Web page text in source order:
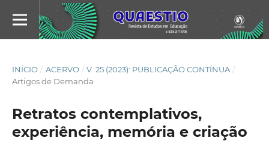
INÍCIO / ACERVO / V. 25 (2023): PUBLICAÇÃO CONTÍNUA /
Artigos de Demanda
Retratos contemplativos,
experiência, memória e criação